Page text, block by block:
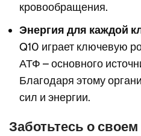
кровообращения.
Энергия для каждой
Q10 играет ключевую
АТФ – основного
Благодаря этому
сил и энергии.
Заботьтесь о